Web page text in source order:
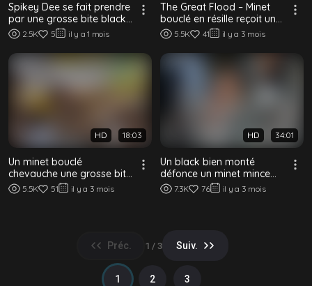
Spikey Dee se fait prendre
par une grosse bite black
en string rose
2.5K 5 il y a 1 mois
The Great Flood – Minet
bouclé en résille reçoit une
éjaculation interne massive
5.5K 41 il y a 3 mois
HD 18:03
Un minet bouclé
chevauche une grosse bite
noire en bas résille
5.5K 51 il y a 3 mois
HD 34:01
Un black bien monté
défonce un minet mince
sur le balcon
7.3K 76 il y a 3 mois
Préc. 1 / 3 Suiv.
1 2 3